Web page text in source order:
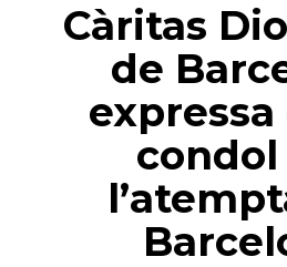
Càritas
de
expressa